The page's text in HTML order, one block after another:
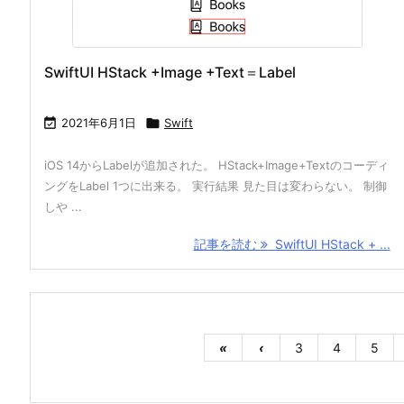
SwiftUI HStack +Image +Text＝Label
 2021年6月1日  Swift
iOS 14からLabelが追加された。 HStack+Image+Textのコーディ
ングをLabel 1つに出来る。 実行結果 見た目は変わらない。 制御
しや ...
記事を読む SwiftUI HStack + ...
« ‹ 3 4 5